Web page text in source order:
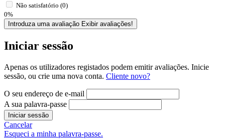
Não satisfatório (0)
0%
Introduza uma avaliação Exibir avaliações!
Iniciar sessão
Apenas os utilizadores registados podem emitir avaliações. Inicie
sessão, ou crie uma nova conta. Cliente novo?
O seu endereço de e-mail
A sua palavra-passe
Iniciar sessão
Cancelar
Esqueci a minha palavra-passe.